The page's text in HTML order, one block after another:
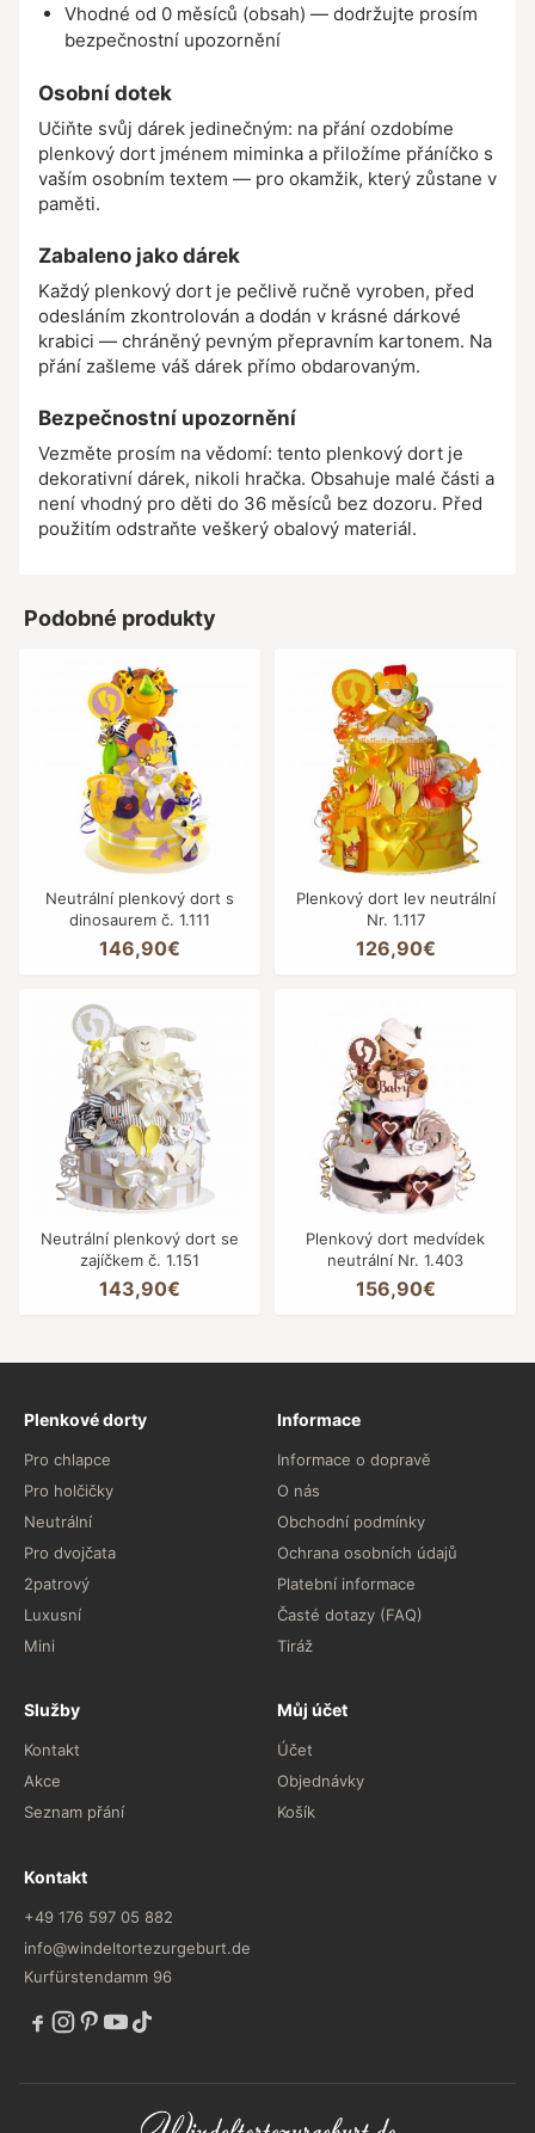
Vhodné od 0 měsíců (obsah) — dodržujte prosím
bezpečnostní upozornění
Osobní dotek
Učiňte svůj dárek jedinečným: na přání ozdobíme
plenkový dort jménem miminka a přiložíme přáníčko s
vaším osobním textem — pro okamžik, který zůstane v
paměti.
Zabaleno jako dárek
Každý plenkový dort je pečlivě ručně vyroben, před
odesláním zkontrolován a dodán v krásné dárkové
krabici — chráněný pevným přepravním kartonem. Na
přání zašleme váš dárek přímo obdarovaným.
Bezpečnostní upozornění
Vezměte prosím na vědomí: tento plenkový dort je
dekorativní dárek, nikoli hračka. Obsahuje malé části a
není vhodný pro děti do 36 měsíců bez dozoru. Před
použitím odstraňte veškerý obalový materiál.
Podobné produkty
Neutrální plenkový dort s
dinosaurem č. 1.111
146,90€
Plenkový dort lev neutrální
Nr. 1.117
126,90€
Neutrální plenkový dort se
zajíčkem č. 1.151
143,90€
Plenkový dort medvídek
neutrální Nr. 1.403
156,90€
Plenkové dorty
Pro chlapce
Pro holčičky
Neutrální
Pro dvojčata
2patrový
Luxusní
Mini
Informace
Informace o dopravě
O nás
Obchodní podmínky
Ochrana osobních údajů
Platební informace
Časté dotazy (FAQ)
Tiráž
Služby
Kontakt
Akce
Seznam přání
Můj účet
Účet
Objednávky
Košík
Kontakt
+49 176 597 05 882
info@windeltortezurgeburt.de
Kurfürstendamm 96